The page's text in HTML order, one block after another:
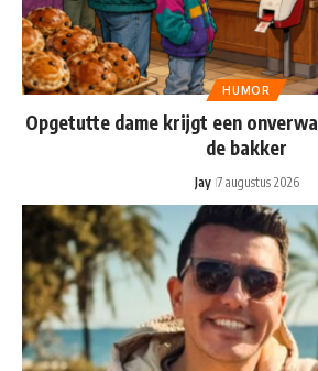
HUMOR
Opgetutte dame krijgt een
de bakker
Jay 7 augustus 2026